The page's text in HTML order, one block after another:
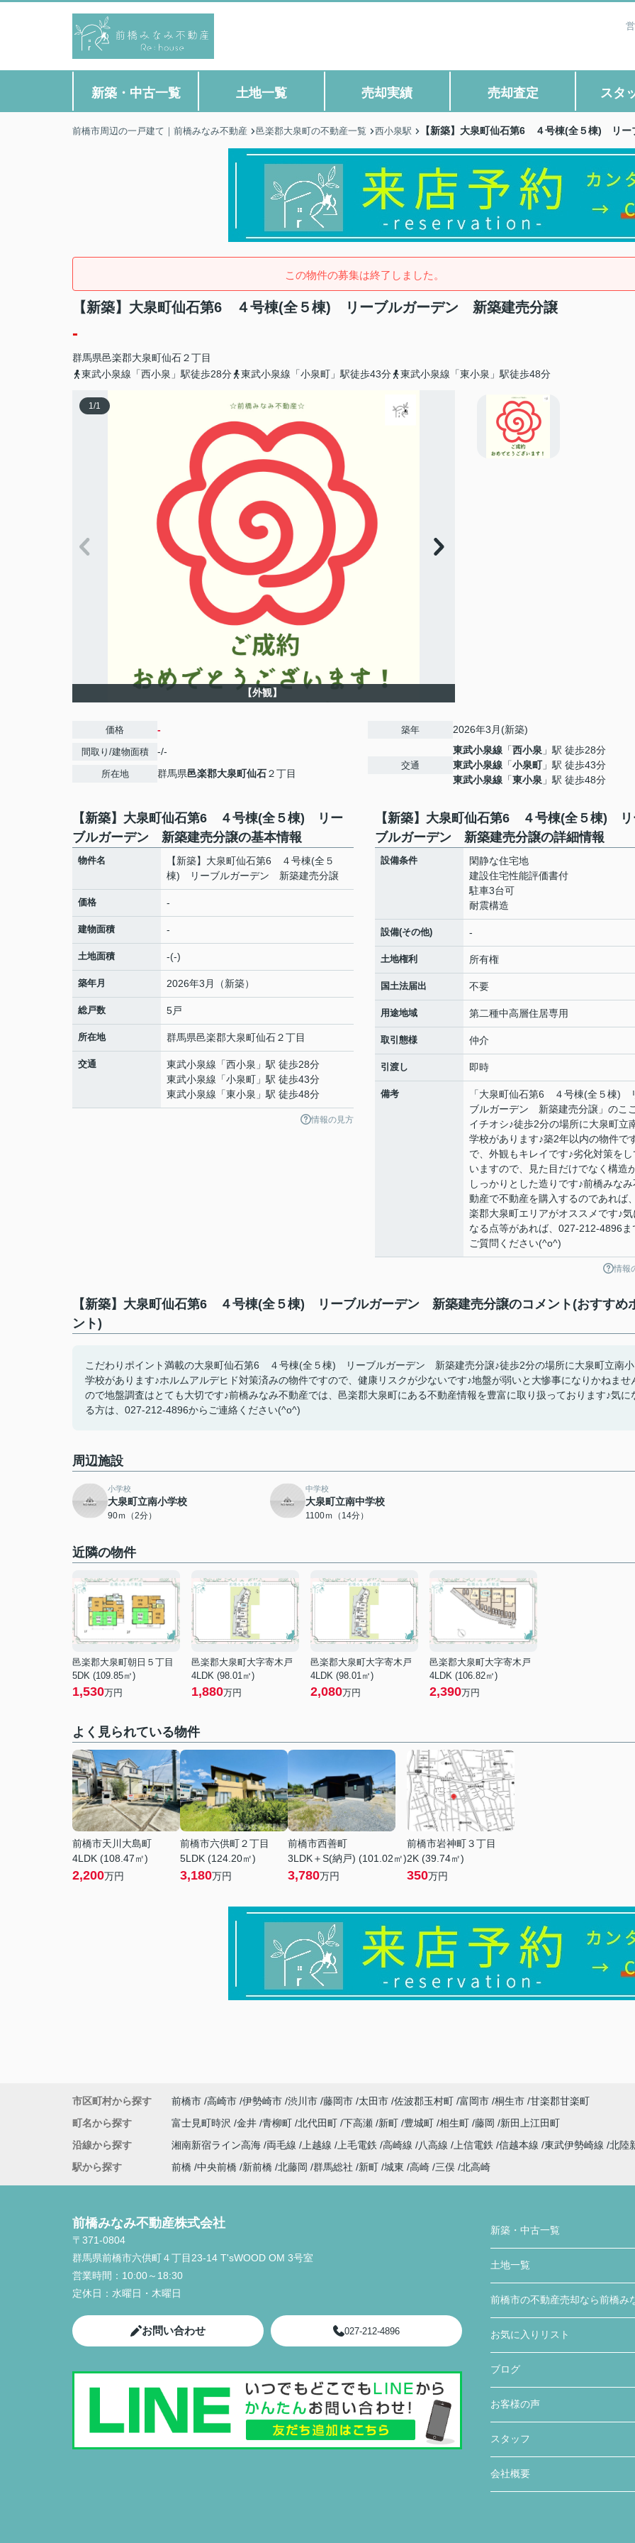
新築・中古一覧 土地一覧 売却実績 売却査定 スタ
前橋市周辺の一戸建て｜前橋みなみ不動産 邑楽郡大泉町の不動産一覧 西小泉駅 【新築】大泉町仙石第6 ４号棟(全５棟) リ
この物件の募集は終了しました。
【新築】大泉町仙石第6 ４号棟(全５棟) リーブルガーデン 新築建売分譲
-
群馬県邑楽郡大泉町仙石２丁目
東武小泉線「西小泉」駅徒歩28分
東武小泉線「小泉町」駅徒歩43分 東武小泉線「東小泉」駅徒歩48分
1/1
【外観】
価格 -
間取り/建物面積 -/-
所在地 群馬県邑楽郡大泉町仙石２丁目
築年 2026年3月(新築)
交通
東武小泉線 「西小泉 」駅 徒歩28分
東武小泉線 「小泉町」駅 徒歩43分
東武小泉線 「東小泉 」駅 徒歩48分
【新築】大泉町仙石第6 ４号棟(全５棟) リー
ブルガーデン 新築建売分譲の基本情報
物件名
【新築】大泉町仙石第6 ４号棟(全５
棟) リーブルガーデン 新築建売分譲
価格 -
建物面積 -
土地面積 -(-)
築年月 2026年3月（新築）
総戸数 5戸
所在地 群馬県邑楽郡大泉町仙石２丁目
交通 東武小泉線 「西小泉 」駅 徒歩28分
東武小泉線 「小泉町 」駅 徒歩43分
東武小泉線 「東小泉 」駅 徒歩48分
情報の見方
【新築】大泉町仙石第6 ４号棟(全５棟) リ
ブルガーデン 新築建売分譲の詳細情報
設備条件
閑静な住宅地
建設住宅性能評価書付
駐車3台可
耐震構造
設備(その他) -
土地権利 所有権
国土法届出 不要
用途地域 第二種中高層住居専用
取引態様 仲介
引渡し 即時
備考
「大泉町仙石第6 ４号棟(全５棟)
ブルガーデン 新築建売分譲」のこ
イチオシ♪徒歩2分の場所に大泉町立
学校があります♪築2年以内の物件で
で、外観もキレイです♪劣化対策をし
いますので、見た目だけでなく構造
しっかりとした造りです♪前橋みなみ
動産で不動産を購入するのであれば
楽郡大泉町エリアがオススメです♪気
なる点等があれば、027-212-4896ま
ご質問ください(^o^)
情報
【新築】大泉町仙石第6 ４号棟(全５棟) リーブルガーデン 新築建売分譲のコメント(おすすめ
ント)
こだわりポイント満載の大泉町仙石第6 ４号棟(全５棟) リーブルガーデン 新築建売分譲♪徒歩2分の場所に大泉町立南小
学校があります♪ホルムアルデヒド対策済みの物件ですので、健康リスクが少ないです♪地盤が弱いと大惨事になりかねませ
ので地盤調査はとても大切です♪前橋みなみ不動産では、邑楽郡大泉町にある不動産情報を豊富に取り扱っております♪気に
る方は、027-212-4896からご連絡ください(^o^)
周辺施設
小学校
大泉町立南小学校
90ｍ（2分）
中学校
大泉町立南中学校
1100ｍ（14分）
近隣の物件
邑楽郡大泉町朝日５丁目
5DK (109.85㎡)
1,530万円
邑楽郡大泉町大字寄木戸
4LDK (98.01㎡)
1,880万円
邑楽郡大泉町大字寄木戸
4LDK (98.01㎡)
2,080万円
邑楽郡大泉町大字寄木戸
4LDK (106.82㎡)
2,390万円
よく見られている物件
前橋市天川大島町
4LDK (108.47㎡)
2,200万円
前橋市六供町２丁目
5LDK (124.20㎡)
3,180万円
前橋市西善町
3LDK＋S(納戸) (101.02㎡)
3,780万円
前橋市岩神町３丁目
2K (39.74㎡)
350万円
市区町村から探す 前橋市 高崎市 伊勢崎市 渋川市 藤岡市 太田市 佐波郡玉村町 富岡市 桐生市 甘楽郡甘楽町
町名から探す
富士見町時沢 金井 青柳町 北代田町 下高瀬 新町 豊城町 相生町 藤岡
新田上江田町
沿線から探す
湘南新宿ライン高海 両毛線 上越線 上毛電鉄 高崎線 八高線 上信電鉄 信越本線 東武伊勢崎線 北陸
駅から探す
前橋 中央前橋 新前橋 北藤岡 群馬総社 新町 城東 高崎 三俣 北高崎
前橋みなみ不動産株式会社
〒371-0804
群馬県前橋市六供町４丁目23‐14 T'sWOOD OM 3号室
営業時間： 10:00～18:30
定休日： 水曜日・木曜日
お問い合わせ 027-212-4896
新築・中古一覧
土地一覧
前橋市の不動産売却なら前橋み
お気に入りリスト
ブログ
お客様の声
スタッフ
会社概要